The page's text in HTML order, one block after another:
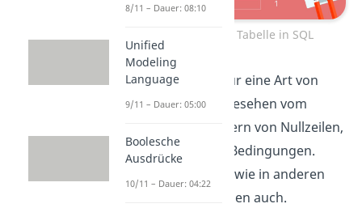
Erzeugung einer Tabelle in SQL
Es gibt aber nicht nur eine Art von
Einschränkung. Abgesehen vom
Zählen und Verhindern von Nullzeilen,
gibt es noch Check-Bedingungen.
Diese funktionieren wie in anderen
Programmiersprachen auch.
8/11 – Dauer: 08:10
Unified
Modeling
Language
9/11 – Dauer: 05:00
Boolesche
Ausdrücke
10/11 – Dauer: 04:22